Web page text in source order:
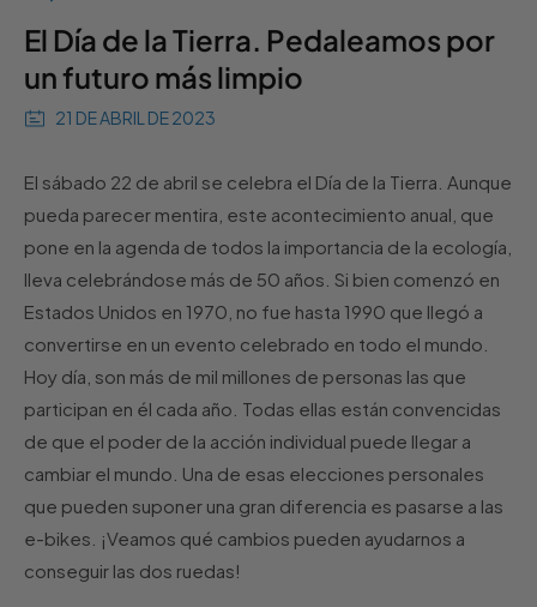
El Día de la Tierra. Pedaleamos por
un futuro más limpio
21 DE ABRIL DE 2023
El sábado 22 de abril se celebra el Día de la Tierra. Aunque
pueda parecer mentira, este acontecimiento anual, que
pone en la agenda de todos la importancia de la ecología,
lleva celebrándose más de 50 años. Si bien comenzó en
Estados Unidos en 1970, no fue hasta 1990 que llegó a
convertirse en un evento celebrado en todo el mundo.
Hoy día, son más de mil millones de personas las que
participan en él cada año. Todas ellas están convencidas
de que el poder de la acción individual puede llegar a
cambiar el mundo. Una de esas elecciones personales
que pueden suponer una gran diferencia es pasarse a las
e-bikes. ¡Veamos qué cambios pueden ayudarnos a
conseguir las dos ruedas!